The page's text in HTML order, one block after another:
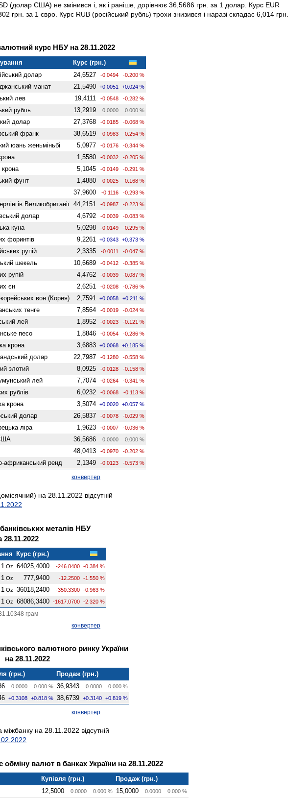
(долар США) не змінився і, як і раніше, дорівнює 36,5686 грн. за 1 долар. Курс EUR
грн. за 1 євро. Курс RUB (російський рубль) трохи знизився і наразі складає 6,014 грн.
курс НБУ на 28.11.2022
Курс (грн.)
долар 24,6527 -0.0494 -0.200 %
манат 21,5490 +0.0051 +0.024 %
лев 19,4111 -0.0548 -0.282 %
рубль 13,2919 0.0000 0.000 %
долар 27,3768 -0.0185 -0.068 %
франк 38,6519 -0.0983 -0.254 %
юань женьмiньбi 5,0977 -0.0176 -0.344 %
1,5580 -0.0032 -0.205 %
крона 5,1045 -0.0149 -0.291 %
фунт 1,4880 -0.0025 -0.168 %
37,9600 -0.1116 -0.293 %
Велико­британії 44,2151 -0.0987 -0.223 %
долар 4,6792 -0.0039 -0.083 %
куна 5,0298 -0.0149 -0.295 %
форинтів 9,2261 +0.0343 +0.373 %
рупій 2,3335 -0.0011 -0.047 %
шекель 10,6689 -0.0412 -0.385 %
рупій 4,4762 -0.0039 -0.087 %
єн 2,6251 -0.0208 -0.786 %
корейських вон (Корея) 2,7591 +0.0058 +0.211 %
тенге 7,8564 -0.0019 -0.024 %
лей 1,8952 -0.0023 -0.121 %
песо 1,8846 -0.0054 -0.286 %
крона 3,6883 +0.0068 +0.185 %
долар 22,7987 -0.1280 -0.558 %
злотий 8,0925 -0.0128 -0.158 %
лей 7,7074 -0.0264 -0.341 %
рублів 6,0232 -0.0068 -0.113 %
крона 3,5074 +0.0020 +0.057 %
долар 26,5837 -0.0078 -0.029 %
ліра 1,9623 -0.0007 -0.036 %
36,5686 0.0000 0.000 %
48,0413 -0.0970 -0.202 %
африканський ренд 2,1349 -0.0123 -0.573 %
конвертер
на 28.11.2022 відсутній
металів НБУ
28.11.2022
Курс (грн.)
1 Oz 64025,4000 -246.8400 -0.384 %
1 Oz 777,9400 -12.2500 -1.550 %
1 Oz 36018,2400 -350.3300 -0.963 %
1 Oz 68086,3400 -1617.0700 -2.320 %
грам
конвертер
валютного ринку України
на 28.11.2022
(грн.)
Продаж (грн.)
0.0000 0.000 % 36,9343 0.0000 0.000 %
+0.3108 +0.818 % 38,6739 +0.3140 +0.819 %
конвертер
на 28.11.2022 відсутній
обміну валют в банках України на 28.11.2022
Купівля (грн.)
Продаж (грн.)
12,5000 0.0000 0.000 % 15,0000 0.0000 0.000 %